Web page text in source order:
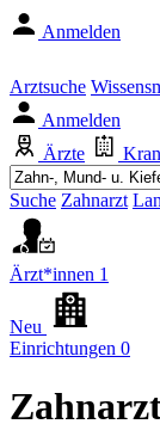
Anmelden
Arztsuche
Anmelden
Ärzte
Suche Zahnarzt
Ärzt*innen 1
Neu
Einrichtungen 0